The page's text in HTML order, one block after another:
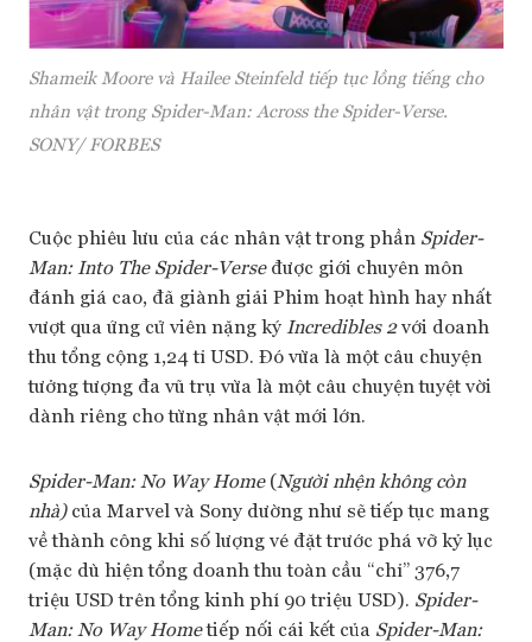
Shameik Moore và Hailee Steinfeld tiếp tục lồng tiếng cho
nhân vật trong Spider-Man: Across the Spider-Verse.
SONY/ FORBES
Cuộc phiêu lưu của các nhân vật trong phần Spider-
Man: Into The Spider-Verseđược giới chuyên môn
đánh giá cao, đã giành giải Phim hoạt hình hay nhất
vượt qua ứng cử viên nặng ký Incredibles 2với doanh
thu tổng cộng 1,24 tỉ USD. Đó vừa là một câu chuyện
tưởng tượng đa vũ trụ vừa là một câu chuyện tuyệt vời
dành riêng cho từng nhân vật mới lớn.
Spider-Man: No Way Home(Người nhện không còn
nhà)của Marvel và Sony dường như sẽ tiếp tục mang
về thành công khi số lượng vé đặt trước phá vỡ kỷ lục
(mặc dù hiện tổng doanh thu toàn cầu “chỉ” 376,7
triệu USD trên tổng kinh phí 90 triệu USD). Spider-
Man: No Way Hometiếp nối cái kết của Spider-Man: